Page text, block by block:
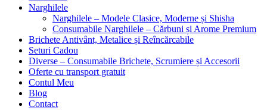
Narghilele
Narghilele – Modele Clasice, Moderne și Shisha
Consumabile Narghilele – Cărbuni și Arome Premium
Brichete Antivânt, Metalice și Reîncărcabile
Seturi Cadou
Diverse – Consumabile Brichete, Scrumiere și Accesorii
Oferte cu transport gratuit
Contul Meu
Blog
Contact